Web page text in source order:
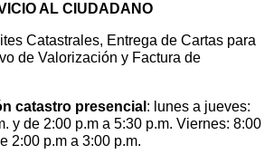
AL CIUDADANO
Catastrales, Entrega de Cartas para
de Valorización y Factura de
catastro presencial : lunes a jueves:
y de 2:00 p.m a 5:30 p.m. Viernes: 8:00
2:00 p.m a 3:00 p.m.